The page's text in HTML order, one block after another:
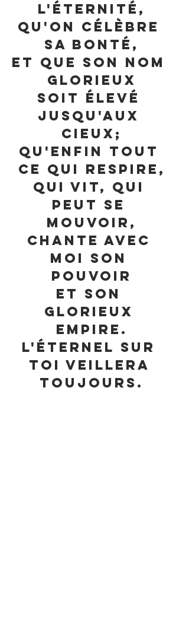
l'éternité,
Qu'on célèbre
sa bonté,
Et que son nom
glorieux
Soit élevé
jusqu'aux
cieux;
Qu'enfin tout
ce qui respire,
Qui vit, qui
peut se
mouvoir,
Chante avec
moi son
pouvoir
Et son
glorieux
empire.
L'Éternel sur
toi veillera
toujours.